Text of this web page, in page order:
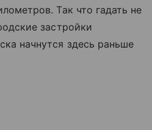
Так что гадать не
застройки
начнутся здесь раньше